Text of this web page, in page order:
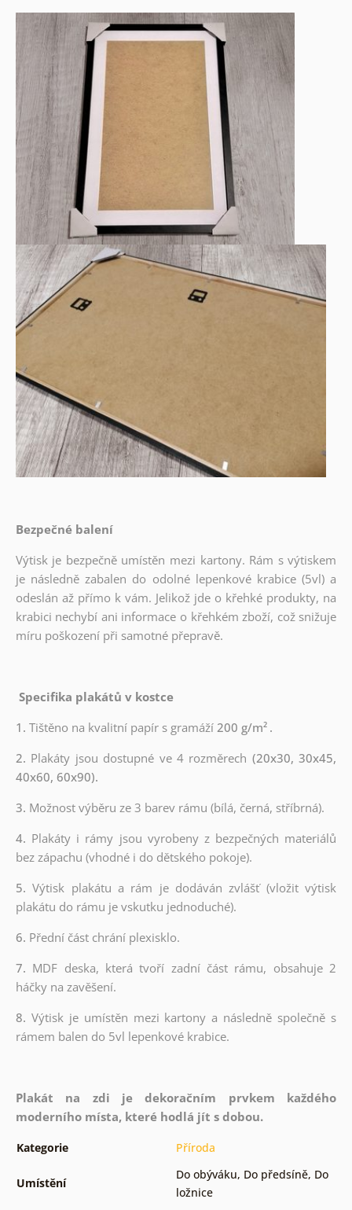
Bezpečné balení
Výtisk je bezpečně umístěn mezi kartony. Rám s výtiskem
je následně zabalen do odolné lepenkové krabice (5vl) a
odeslán až přímo k vám. Jelikož jde o křehké produkty, na
krabici nechybí ani informace o křehkém zboží, což snižuje
míru poškození při samotné přepravě.
Specifika plakátů v kostce
1. Tištěno na kvalitní papír s gramáží200 g/m² .
2. Plakáty jsou dostupné ve 4 rozměrech (20x30, 30x45,
40x60, 60x90).
3. Možnost výběru ze 3 barev rámu (bílá, černá, stříbrná).
4. Plakáty i rámy jsou vyrobeny z bezpečných materiálů
bez zápachu (vhodné i do dětského pokoje).
5.Výtisk plakátu a rám je dodáván zvlášť (vložit výtisk
plakátu do rámu je vskutku jednoduché).
6. Přední část chrání plexisklo.
7. MDF deska, která tvoří zadní část rámu, obsahuje 2
háčky na zavěšení.
8. Výtisk je umístěn mezi kartony a následně společně s
rámem balen do 5vl lepenkové krabice.
Plakát na zdi je dekoračním prvkem každého
moderního místa, které hodlá jít s dobou.
Kategorie Příroda
Umístění
Do obýváku, Do předsíně, Do
ložnice